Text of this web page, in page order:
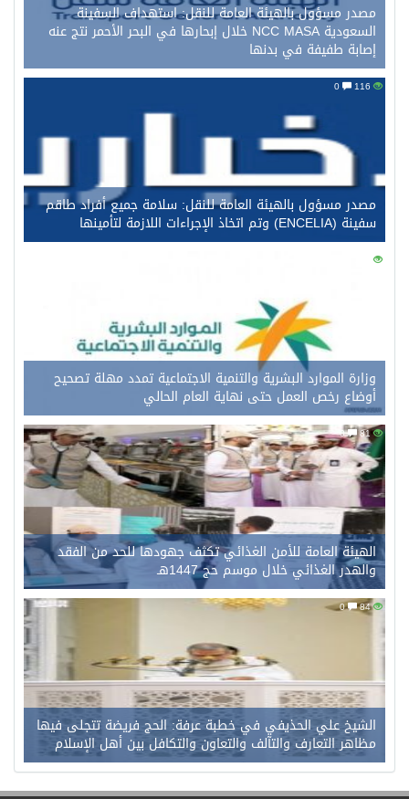
مصدر مسؤول بالهيئة العامة للنقل: استهداف السفينة
السعودية NCC MASA خلال إبحارها في البحر الأحمر نتج عنه
إصابة طفيفة في بدنها
مصدر مسؤول بالهيئة العامة للنقل: سلامة جميع أفراد طاقم
سفينة (ENCELIA) وتم اتخاذ الإجراءات اللازمة لتأمينها
101
وزارة الموارد البشرية والتنمية الاجتماعية تمدد مهلة تصحيح
أوضاع رخص العمل حتى نهاية العام الحالي
81
0
الهيئة العامة للأمن الغذائي تكثف جهودها للحد من الفقد
والهدر الغذائي خلال موسم حج 1447هـ
84
0
الشيخ علي الحذيفي في خطبة عرفة: الحج فريضة تتجلى فيها
مظاهر التعارف والتآلف والتعاون والتكافل بين أهل الإسلام